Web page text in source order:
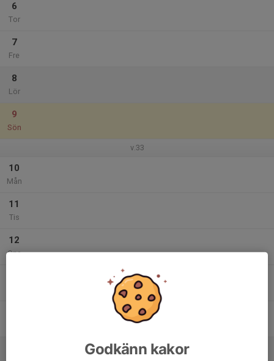
6
Tor
7
Fre
8
Lör
9
Sön
v.33
10
Mån
11
Tis
12
Ons
Godkänn kakor